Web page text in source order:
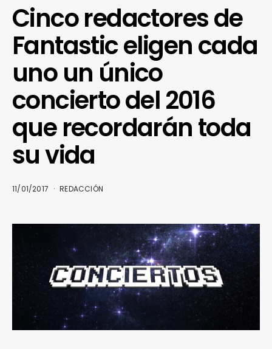
Cinco redactores de
Fantastic eligen cada
uno un único
concierto del 2016
que recordarán toda
su vida
11/01/2017 REDACCIÓN